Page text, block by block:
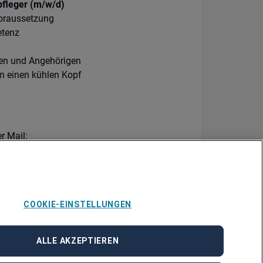
(m/w/d)
und Angehörigen
einen kühlen Kopf
Mail:
COOKIE-EINSTELLUNGEN
ALLE AKZEPTIEREN